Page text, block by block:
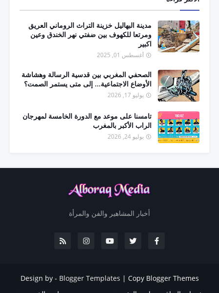
مدينة البهاليل خزينة التراث الروماني العريق
ومرتعا للكهوف بين ضفتي نهر الخندق وعين
اكبير
أغسطس 01, 2025
الصحفي المغربي بين قدسية الرسالة وهشاشة
الأوضاع الاجتماعية... إلى متى يستمر الصمت؟
يوليو 17, 2026
تامسنا على موعد مع الدورة الخامسة لمهرجان
الراب الأكبر بالمغرب
يوليو 24, 2026
أخبار المشاهير والفن والمرأة
Design by - Blogger Templates | Copy Blogger Themes